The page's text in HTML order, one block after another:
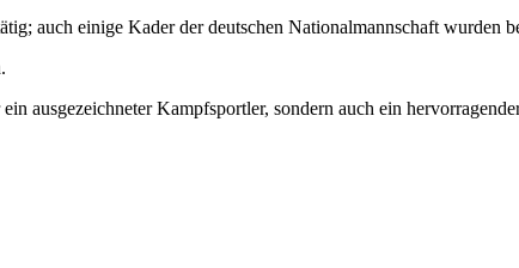
auch einige Kader der deutschen Nationalmannschaft wurden
ausgezeichneter Kampfsportler, sondern auch ein